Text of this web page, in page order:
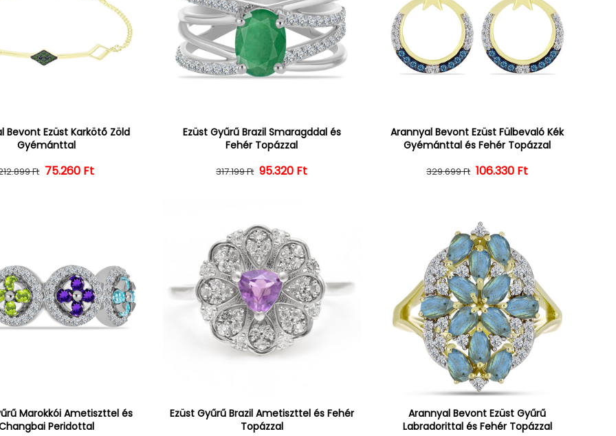
Bevont Ezüst Karkötő Zöld
Gyémánttal
Normál ár
Ft Kedvezményes ár
75.260 Ft
Ezüst Gyűrű Brazil Smaragddal és
Fehér Topázzal
Normál ár
317.199 Ft Kedvezményes ár
95.320 Ft
Arannyal Bevont Ezüst Fülbevaló Kék
Gyémánttal és Fehér Topázzal
Normál ár
329.699 Ft Kedvezményes ár
106.330 Ft
Marokkói Ametiszttel és
Peridottal
Ezüst Gyűrű Brazil Ametiszttel és Fehér
Topázzal
Arannyal Bevont Ezüst Gyűrű
Labradorittal és Fehér Topázzal